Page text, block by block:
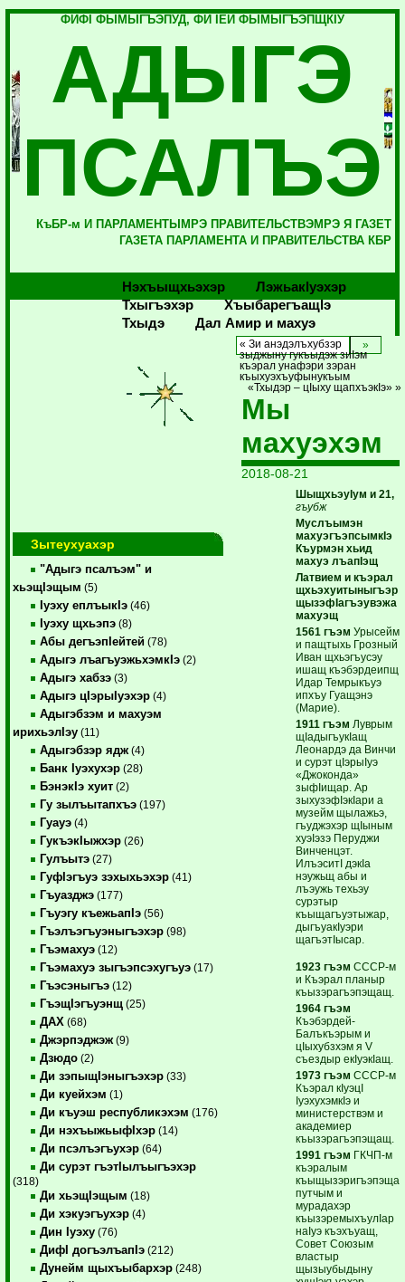
ФИФI ФЫМЫГЪЭПУД, ФИ IЕЙ ФЫМЫГЪЭПЩКIУ
АДЫГЭ
ПСАЛЪЭ
КъБР-м И ПАРЛАМЕНТЫМРЭ ПРАВИТЕЛЬСТВЭМРЭ Я ГАЗЕТ
ГАЗЕТА ПАРЛАМЕНТА И ПРАВИТЕЛЬСТВА КБР
Нэхъыщхьэхэр
Лэжьакlуэхэр
Тхыгъэхэр
Хъыбарегъащlэ
Тхыдэ
Дал Амир и махуэ
Зытеухуахэр
"Адыгэ псалъэм" и
хьэщIэщым (5)
Iуэху еплъыкIэ (46)
Iуэху щхьэпэ (8)
Абы дегъэпIейтей (78)
Адыгэ лъагъуэжьхэмкIэ (2)
Адыгэ хабзэ (3)
Адыгэ цIэрыIуэхэр (4)
Адыгэбзэм и махуэм
ирихьэлIэу (11)
Адыгэбзэр ядж (4)
Банк Iуэхухэр (28)
БэнэкIэ хуит (2)
Гу зылъытапхъэ (197)
Гуауэ (4)
ГукъэкIыжхэр (26)
Гулъытэ (27)
ГуфIэгъуэ зэхыхьэхэр (41)
Гъуазджэ (177)
Гъуэгу къежьапIэ (56)
Гъэлъэгъуэныгъэхэр (98)
Гъэмахуэ (12)
Гъэмахуэ зыгъэпсэхугъуэ (17)
Гъэсэныгъэ (12)
ГъэщIэгъуэнщ (25)
ДАХ (68)
Джэрпэджэж (9)
Дзюдо (2)
Ди зэпыщIэныгъэхэр (33)
Ди куейхэм (1)
Ди къуэш республикэхэм (176)
Ди нэхъыжьыфIхэр (14)
Ди псэлъэгъухэр (64)
Ди сурэт гъэтIылъыгъэхэр
(318)
Ди хьэщIэщым (18)
Ди хэкуэгъухэр (4)
Дин Iуэху (76)
ДифI догъэлъапIэ (212)
Дунейм щыхъыбархэр (248)
« Зи анэдэлъхубзэр
зыджыну гукъыдэж зиIэм
къэрал унафэри зэран
къыхуэхъуфынукъым
«Тхыдэр – цIыху щапхъэкIэ» »
Мы
махуэхэм
2018-08-21
ШыщхьэуIум и 21,
гъубж
Муслъымэн
махуэгъэпсымкIэ
Къурмэн хьид
махуэ лъапIэщ
Латвием и къэрал
щхьэхуитыныгъэр
щызэфIагъэувэжа
махуэщ
1561 гъэм Урысейм
и пащтыхь Грозный
Иван щхьэгъусэу
ишащ къэбэрдеипщ
Идар Темрыкъуэ
ипхъу Гуащэнэ
(Марие).
1911 гъэм Луврым
щIадыгъукIащ
Леонардэ да Винчи
и сурэт цIэрыIуэ
«Джоконда»
зыфIищар. Ар
зыхузэфIэкIари а
музейм щылажьэ,
гъуджэхэр щIыным
хуэIэзэ Перуджи
Винченцэт.
ИлъэситI дэкIа
нэужьщ абы и
лъэужь техьэу
сурэтыр
къыщагъуэтыжар,
дыгъуакIуэри
щагъэтIысар.
1923 гъэм СССР-м
и Къэрал планыр
къызэрагъэпэщащ.
1964 гъэм
Къэбэрдей-
Балъкъэрым и
цIыхубзхэм я V
съездыр екIуэкIащ.
1973 гъэм СССР-м
Къэрал кIуэцI
IуэхухэмкIэ и
министерствэм и
академиер
къызэрагъэпэщащ.
1991 гъэм ГКЧП-м
къэралым
къыщызэригъэпэща
путчым и
мурадахэр
къызэремыхъулIар
наIуэ къэхъуащ,
Совет Союзым
властыр
щызыубыдыну